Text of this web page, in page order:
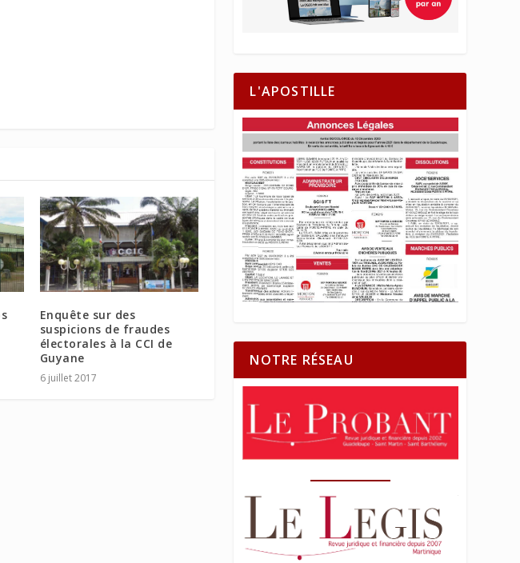
Enquête sur des
suspicions de fraudes
électorales à la CCI de
Guyane
6 juillet 2017
L'APOSTILLE
NOTRE RÉSEAU